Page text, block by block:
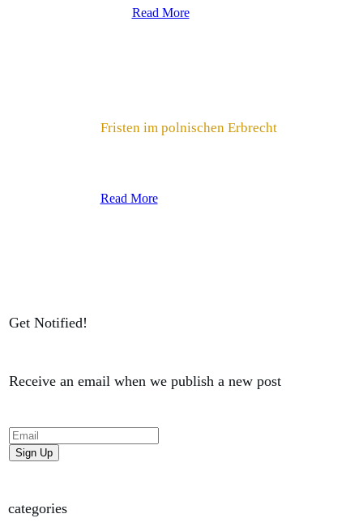
Read More
Fristen im polnischen Erbrecht
Read More
Get Notified!
Receive an email when we publish a new post
Sign Up
categories